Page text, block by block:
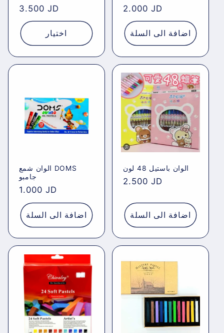
:
Regular
price
3.500 JD
اختيار
Regular
price
2.000 JD
اضافة الى السلة
الوان شمع DOMS
جامبو
Regular
price
1.000 JD
اضافة الى السلة
الوان باستيل 48 لون
Regular
2.500 JD
اضافة الى السلة